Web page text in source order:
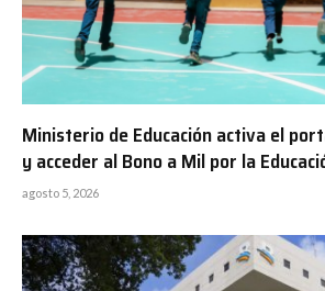
Ministerio de Educación activa el
y acceder al Bono a Mil por la
agosto 5, 2026